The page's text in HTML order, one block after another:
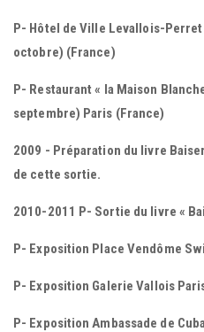
P- Hôtel de Ville Levallois-Perret
octobre) (France)
P- Restaurant « la Maison
septembre) Paris (France)
2009 - Préparation du livre
de cette sortie.
2010-2011 P- Sortie du livre «
P- Exposition Place Vendôme
P- Exposition Galerie Vallois
P- Exposition Ambassade de